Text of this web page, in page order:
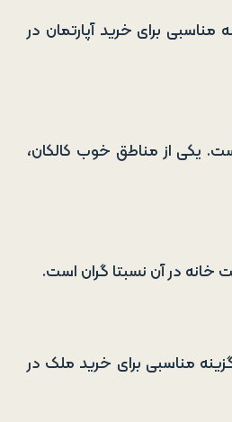
برای خرید آپارتمان در
یکی از مناطق خوب کالکان،
خانه در آن نسبتا گران است.
مناسبی برای خرید ملک در